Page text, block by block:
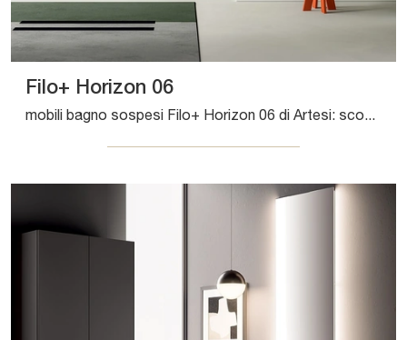
Filo+ Horizon 06
mobili bagno sospesi Filo+ Horizon 06 di Artesi: scopri l'Arredo Bagno in laccato opaco moderno e arreda il tuo bagno.